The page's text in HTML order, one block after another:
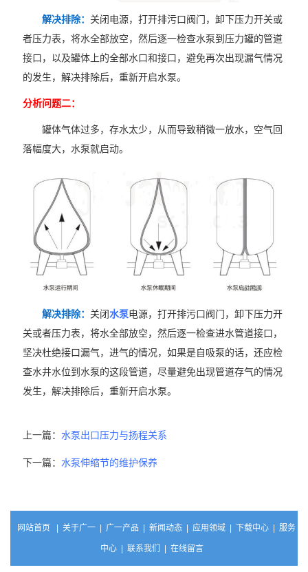
解决排除： 关闭电源，打开排污口阀门，卸下压力开关或
者压力表，将水全部放空，然后逐一检查水泵到压力罐的管道
接口，以及罐体上的全部水口和接口，避免再次出现漏气情况
的发生，解决排除后，重新开启水泵。
分析问题二：
罐体气体过多，存水太少，从而导致稍微一放水，空气回
落幅度大，水泵就启动。
解决排除： 关闭水泵电源，打开排污口阀门，卸下压力开
关或者压力表，将水全部放空，然后逐一检查进水管道接口，
坚决杜绝接口漏气，进气的情况，如果是自吸泵的话，还应检
查水井水位到水泵的这段管道，尽量避免出现管道存气的情况
发生，解决排除后，重新开启水泵。
上一篇： 水泵出口压力与扬程关系
下一篇： 水泵伸缩节的维护保养
网站首页 关于广一 广一产品 新闻动态 应用领域 下载中心 服务
中心 联系我们 在线留言